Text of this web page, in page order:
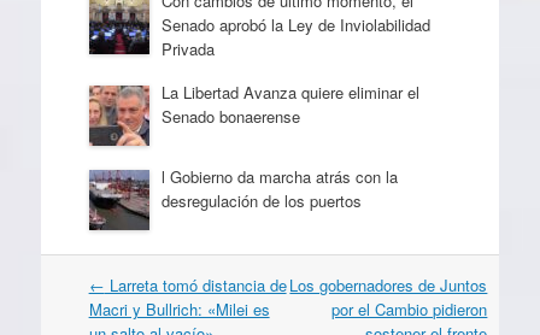
Senado aprobó la Ley de Inviolabilidad
Privada
La Libertad Avanza quiere eliminar el
Senado bonaerense
l Gobierno da marcha atrás con la
desregulación de los puertos
Navegación
por
← Larreta tomó distancia de
Macri y Bullrich: «Milei es
Los gobernadores de Juntos
por el Cambio pidieron